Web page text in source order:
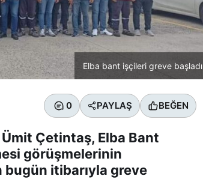
Elba bant işçileri greve başladı
0 PAYLAŞ BEĞEN
Çetintaş, Elba Bant
görüşmelerinin
bugün itibarıyla greve